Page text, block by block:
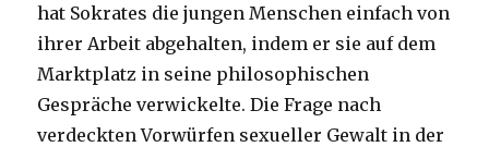
hat Sokrates die jungen Menschen einfach von
ihrer Arbeit abgehalten, indem er sie auf dem
Marktplatz in seine philosophischen
Gespräche verwickelte. Die Frage nach
verdeckten Vorwürfen sexueller Gewalt in der